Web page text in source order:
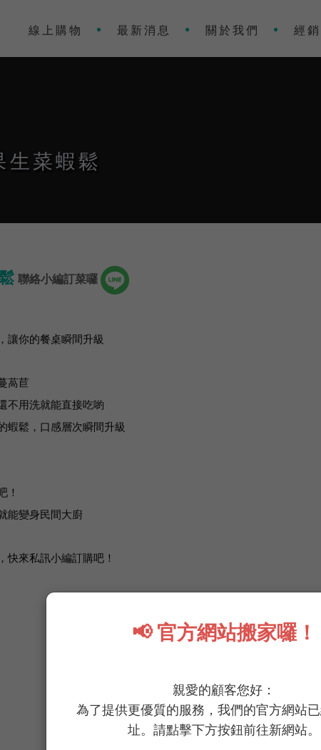
📢 官方網站搬家囉！
親愛的顧客您好：
為了提供更優質的服務，我們的官方網站
址。請點擊下方按鈕前往新網站。
線上購物 最新消息 關於我們 經
菜蝦鬆
聯絡小編訂菜囉
讓你的餐桌瞬間升級
萵苣
不用洗就能直接吃喲
蝦鬆 ， 口感層次瞬間升級
！
能變身民間大廚
快來私訊小編訂購吧！